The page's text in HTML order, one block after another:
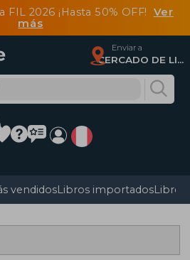
2026 ¡Hasta 50% OFF! Ver
más
Enviar a
CERCADO DE LIMA, Lima
vendidosLibros importadosLibros